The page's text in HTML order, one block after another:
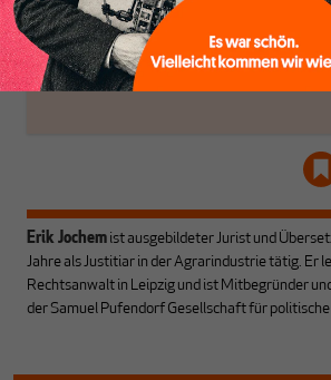
aus den schmaler
werdenden Leitplanken
des Denkens aus.
Schon
hier
Erik Jochem ist ausgebildeter Jurist und
Jahre als Justitiar in der Agrarindustrie tätig. Er
Rechtsanwalt in Leipzig und ist Mitbegründer
der Samuel Pufendorf Gesellschaft für politische